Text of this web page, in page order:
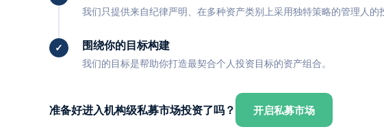
我们只提供来自纪律严明、在多种资产类别上采用独特策略的管理人的
围绕你的目标构建
我们的目标是帮助你打造最契合个人投资目标的资产组合。
准备好进入机构级私募市场投资了吗？ 开启私募市场